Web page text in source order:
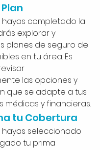
hayas completado la
explorar y
planes de seguro de
en tu área. Es
las opciones y
que se adapte a tus
médicas y financieras.
tu Cobertura
hayas seleccionado
tu prima